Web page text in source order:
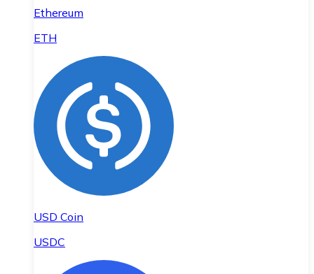
Ethereum
ETH
USD Coin
USDC